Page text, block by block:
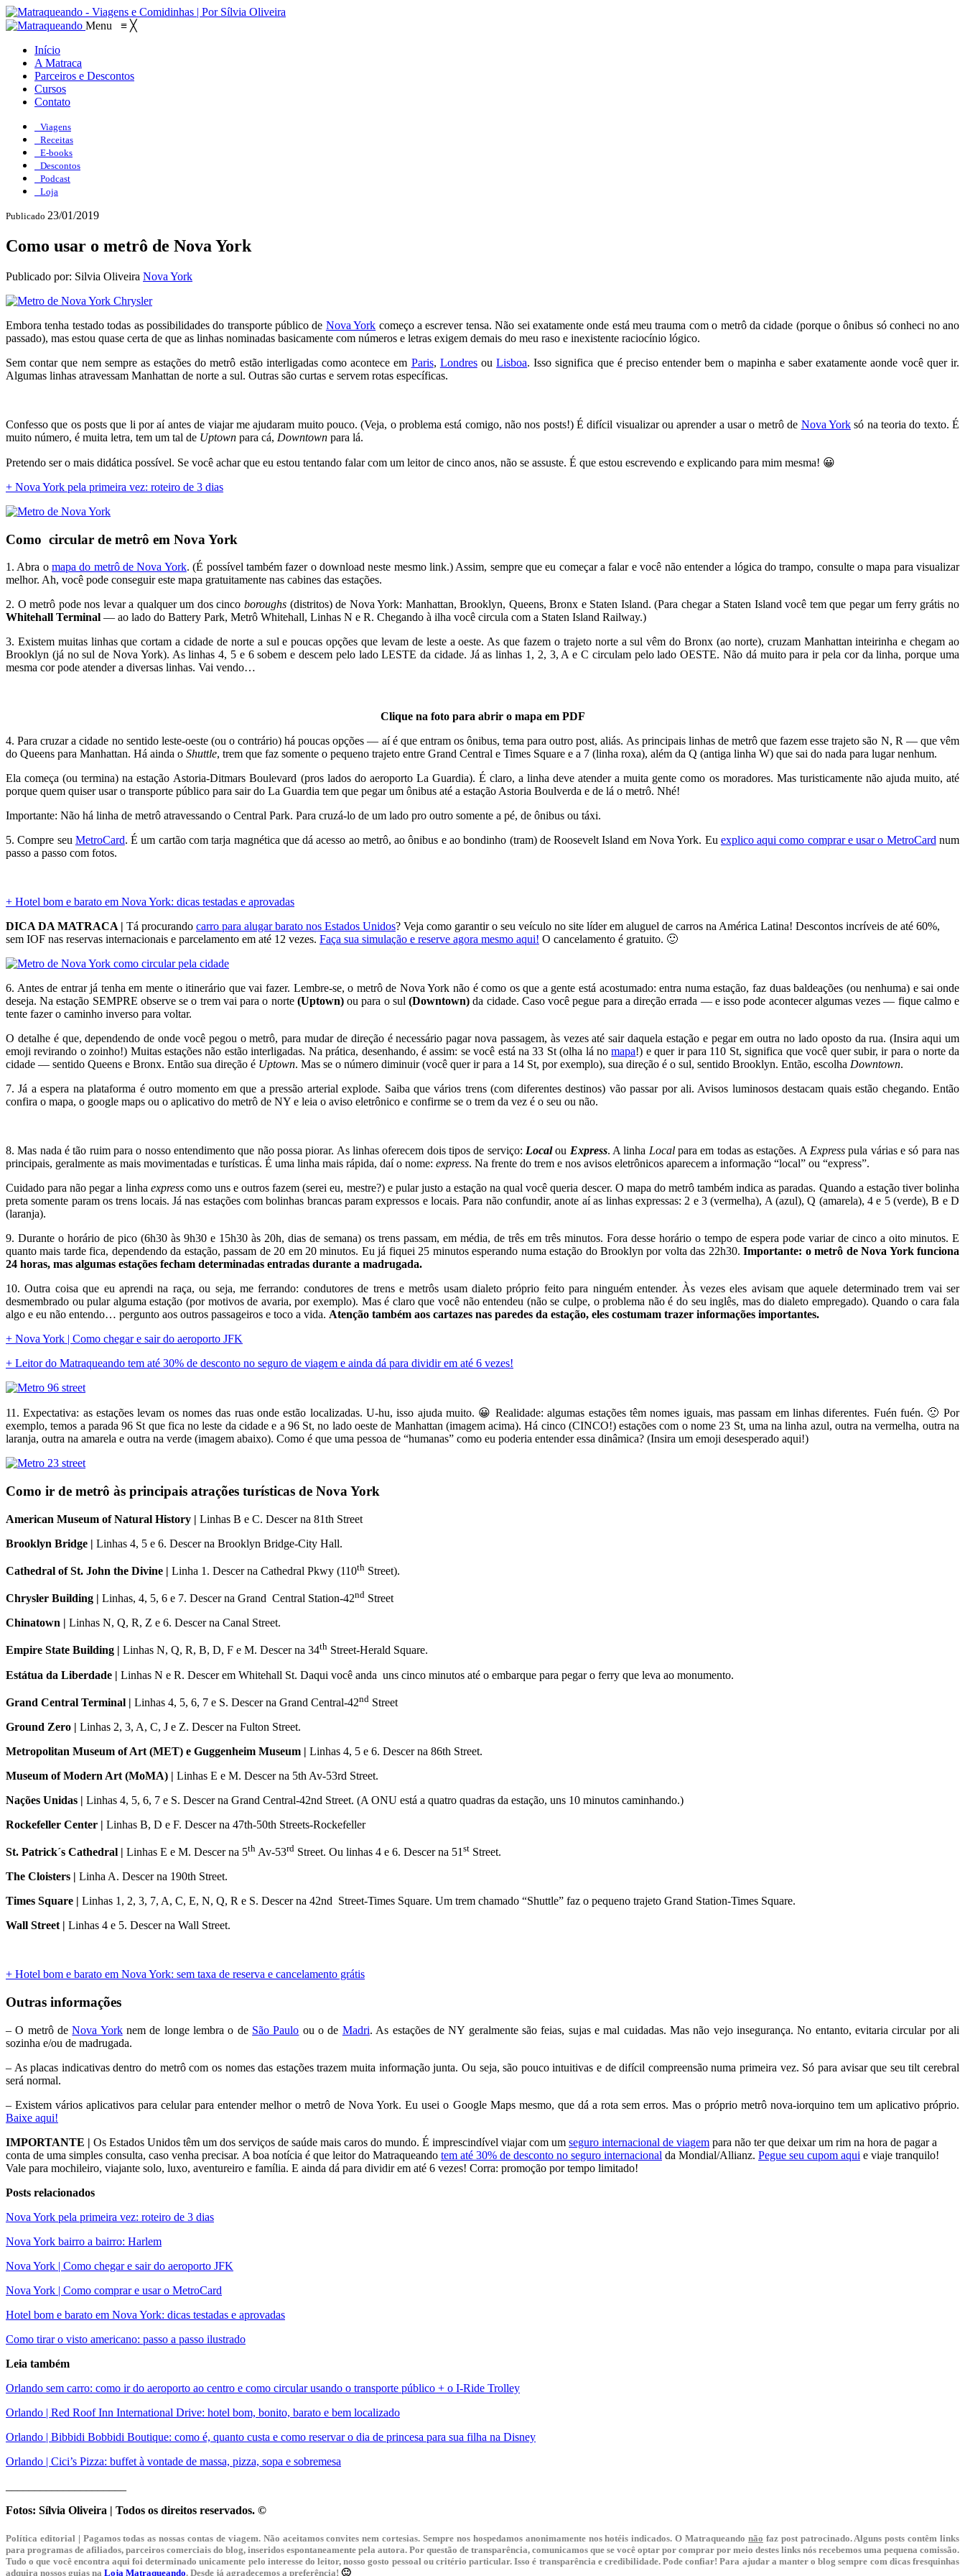
Menu ≡ ╳
Início
A Matraca
Parceiros e Descontos
Cursos
Contato
Viagens
Receitas
E-books
Descontos
Podcast
Loja
Publicado 23/01/2019
Como usar o metrô de Nova York
Publicado por: Silvia Oliveira Nova York
Embora tenha testado todas as possibilidades do transporte público de Nova York começo a escrever tensa. Não sei exatamente onde está meu trauma com o metrô da cidade (porque o ônibus só conheci no ano
passado), mas estou quase certa de que as linhas nominadas basicamente com números e letras exigem demais do meu raso e inexistente raciocínio lógico.
Sem contar que nem sempre as estações do metrô estão interligadas como acontece em Paris, LondresouLisboa. Isso significa que é preciso entender bem o mapinha e saber exatamente aonde você quer ir.
Algumas linhas atravessam Manhattan de norte a sul. Outras são curtas e servem rotas específicas.
Confesso que os posts que li por aí antes de viajar me ajudaram muito pouco. (Veja, o problema está comigo, não nos posts!) É difícil visualizar ou aprender a usar o metrô de Nova Yorksó na teoria do texto. É
muito número, é muita letra, tem um tal de Uptown para cá, Downtown para lá.
Pretendo ser o mais didática possível. Se você achar que eu estou tentando falar com um leitor de cinco anos, não se assuste. É que estou escrevendo e explicando para mim mesma! 😀
+ Nova York pela primeira vez: roteiro de 3 dias
Como circular de metrô em Nova York
1. Abra omapa do metrô de Nova York. (É possível também fazer o download neste mesmo link.) Assim, sempre que eu começar a falar e você não entender a lógica do trampo, consulte o mapa para visualizar
melhor. Ah, você pode conseguir este mapa gratuitamente nas cabines das estações.
2. O metrô pode nos levar a qualquer um dos cinco boroughs(distritos) de Nova York: Manhattan, Brooklyn, Queens, Bronx e Staten Island. (Para chegar a Staten Island você tem que pegar um ferry grátis no
Whitehall Terminal — ao lado do Battery Park, Metrô Whitehall, Linhas N e R. Chegando à ilha você circula com a Staten Island Railway.)
3. Existem muitas linhas que cortam a cidade de norte a sul e poucas opções que levam de leste a oeste. As que fazem o trajeto norte a sul vêm do Bronx (ao norte), cruzam Manhattan inteirinha e chegam ao
Brooklyn (já no sul de Nova York). As linhas 4, 5 e 6 sobem e descem pelo lado LESTE da cidade. Já as linhas 1, 2, 3, A e C circulam pelo lado OESTE. Não dá muito para ir pela cor da linha, porque uma
mesma cor pode atender a diversas linhas. Vai vendo…
Clique na foto para abrir o mapa em PDF
4. Para cruzar a cidade no sentido leste-oeste (ou o contrário) há poucas opções — aí é que entram os ônibus, tema para outro post, aliás. As principais linhas de metrô que fazem esse trajeto são N, R — que vêm
do Queens para Manhattan. Há ainda o Shuttle, trem que faz somente o pequeno trajeto entre Grand Central e Times Square e a 7 (linha roxa), além da Q (antiga linha W) que sai do nada para lugar nenhum.
Ela começa (ou termina) na estação Astoria-Ditmars Boulevard (pros lados do aeroporto La Guardia). É claro, a linha deve atender a muita gente como os moradores. Mas turisticamente não ajuda muito, até
porque quem quiser usar o transporte público para sair do La Guardia tem que pegar um ônibus até a estação Astoria Boulverda e de lá o metrô. Nhé!
Importante: Não há linha de metrô atravessando o Central Park. Para cruzá-lo de um lado pro outro somente a pé, de ônibus ou táxi.
5. Compre seu MetroCard. É um cartão com tarja magnética que dá acesso ao metrô, ao ônibus e ao bondinho (tram) de Roosevelt Island em Nova York. Eu explico aqui como comprar e usar o MetroCard num
passo a passo com fotos.
+ Hotel bom e barato em Nova York: dicas testadas e aprovadas
DICA DA MATRACA | Tá procurando carro para alugar barato nos Estados Unidos? Veja como garantir o seu veículo no site líder em aluguel de carros na América Latina! Descontos incríveis de até 60%,
sem IOF nas reservas internacionais e parcelamento em até 12 vezes. Faça sua simulação e reserve agora mesmo aqui! O cancelamento é gratuito. 🙂
6. Antes de entrar já tenha em mente o itinerário que vai fazer. Lembre-se, o metrô de Nova York não é como os que a gente está acostumado: entra numa estação, faz duas baldeações (ou nenhuma) e sai onde
deseja. Na estação SEMPRE observe se o trem vai para o norte (Uptown)ou para o sul(Downtown) da cidade. Caso você pegue para a direção errada — e isso pode acontecer algumas vezes — fique calmo e
tente fazer o caminho inverso para voltar.
O detalhe é que, dependendo de onde você pegou o metrô, para mudar de direção é necessário pagar nova passagem, às vezes até sair daquela estação e pegar em outra no lado oposto da rua. (Insira aqui um
emoji revirando o zoinho!) Muitas estações não estão interligadas. Na prática, desenhando, é assim: se você está na 33 St (olha lá nomapa!) e quer ir para 110 St, significa que você quer subir, ir para o norte da
cidade — sentido Queens e Bronx. Então sua direção é Uptown. Mas se o número diminuir (você quer ir para a 14 St, por exemplo), sua direção é o sul, sentido Brooklyn. Então, escolha Downtown.
7. Já a espera na plataforma é outro momento em que a pressão arterial explode. Saiba que vários trens (com diferentes destinos) vão passar por ali. Avisos luminosos destacam quais estão chegando. Então
confira o mapa, o google maps ou o aplicativo do metrô de NY e leia o aviso eletrônico e confirme se o trem da vez é o seu ou não.
8. Mas nada é tão ruim para o nosso entendimento que não possa piorar. As linhas oferecem dois tipos de serviço: Localou Express. A linha Localpara em todas as estações. A Express pula várias e só para nas
principais, geralmente as mais movimentadas e turísticas. É uma linha mais rápida, daí o nome: express. Na frente do trem e nos avisos eletrônicos aparecem a informação “local” ou “express”.
Cuidado para não pegar a linha expresscomo uns e outros fazem (serei eu, mestre?) e pular justo a estação na qual você queria descer. O mapa do metrô também indica as paradas. Quando a estação tiver bolinha
preta somente param os trens locais. Já nas estações com bolinhas brancas param expressos e locais. Para não confundir, anote aí as linhas expressas: 2 e 3 (vermelha), A (azul), Q (amarela), 4 e 5 (verde), B e D
(laranja).
9. Durante o horário de pico (6h30 às 9h30 e 15h30 às 20h, dias de semana) os trens passam, em média, de três em três minutos. Fora desse horário o tempo de espera pode variar de cinco a oito minutos. E
quanto mais tarde fica, dependendo da estação, passam de 20 em 20 minutos. Eu já fiquei 25 minutos esperando numa estação do Brooklyn por volta das 22h30.Importante: o metrô de Nova York funciona
24 horas, mas algumas estações fecham determinadas entradas durante a madrugada.
10. Outra coisa que eu aprendi na raça, ou seja, me ferrando: condutores de trens e metrôs usam dialeto próprio feito para ninguém entender. Às vezes eles avisam que aquele determinado trem vai ser
desmembrado ou pular alguma estação (por motivos de avaria, por exemplo). Mas é claro que você não entendeu (não se culpe, o problema não é do seu inglês, mas do dialeto empregado). Quando o cara fala
algo e eu não entendo… pergunto aos outros passageiros e toco a vida. Atenção também aos cartazes nas paredes da estação, eles costumam trazer informações importantes.
+ Nova York | Como chegar e sair do aeroporto JFK
+ Leitor do Matraqueando tem até 30% de desconto no seguro de viagem e ainda dá para dividir em até 6 vezes!
11. Expectativa: as estações levam os nomes das ruas onde estão localizadas. U-hu, isso ajuda muito. 😀 Realidade: algumas estações têm nomes iguais, mas passam em linhas diferentes. Fuén fuén. 🙁 Por
exemplo, temos a parada 96 St que fica no leste da cidade e a 96 St, no lado oeste de Manhattan (imagem acima). Há cinco (CINCO!) estações com o nome 23 St, uma na linha azul, outra na vermelha, outra na
laranja, outra na amarela e outra na verde (imagem abaixo). Como é que uma pessoa de “humanas” como eu poderia entender essa dinâmica? (Insira um emoji desesperado aqui!)
Como ir de metrô às principais atrações turísticas de Nova York
American Museum of Natural History | Linhas B e C. Descer na 81th Street
Brooklyn Bridge | Linhas 4, 5 e 6. Descer na Brooklyn Bridge-City Hall.
Cathedral of St. John the Divine | Linha 1. Descer na Cathedral Pkwy (110th Street).
Chrysler Building | Linhas, 4, 5, 6 e 7. Descer na Grand Central Station-42nd Street
Chinatown | Linhas N, Q, R, Z e 6. Descer na Canal Street.
Empire State Building | Linhas N, Q, R, B, D, F e M. Descer na 34th Street-Herald Square.
Estátua da Liberdade | Linhas N e R. Descer em Whitehall St. Daqui você anda uns cinco minutos até o embarque para pegar o ferry que leva ao monumento.
Grand Central Terminal | Linhas 4, 5, 6, 7 e S. Descer na Grand Central-42nd Street
Ground Zero | Linhas 2, 3, A, C, J e Z. Descer na Fulton Street.
Metropolitan Museum of Art (MET) e Guggenheim Museum | Linhas 4, 5 e 6. Descer na 86th Street.
Museum of Modern Art (MoMA) | Linhas E e M. Descer na 5th Av-53rd Street.
Nações Unidas | Linhas 4, 5, 6, 7 e S. Descer na Grand Central-42nd Street. (A ONU está a quatro quadras da estação, uns 10 minutos caminhando.)
Rockefeller Center | Linhas B, D e F. Descer na 47th-50th Streets-Rockefeller
St. Patrick´s Cathedral | Linhas E e M. Descer na 5th Av-53rd Street. Ou linhas 4 e 6. Descer na 51 st Street.
The Cloisters | Linha A. Descer na 190th Street.
Times Square | Linhas 1, 2, 3, 7, A, C, E, N, Q, R e S. Descer na 42nd Street-Times Square. Um trem chamado “Shuttle” faz o pequeno trajeto Grand Station-Times Square.
Wall Street | Linhas 4 e 5. Descer na Wall Street.
+ Hotel bom e barato em Nova York: sem taxa de reserva e cancelamento grátis
Outras informações
– O metrô deNova Yorknem de longe lembra o de São Paulo ou o de Madri. As estações de NY geralmente são feias, sujas e mal cuidadas. Mas não vejo insegurança. No entanto, evitaria circular por ali
sozinha e/ou de madrugada.
– As placas indicativas dentro do metrô com os nomes das estações trazem muita informação junta. Ou seja, são pouco intuitivas e de difícil compreensão numa primeira vez. Só para avisar que seu tilt cerebral
será normal.
– Existem vários aplicativos para celular para entender melhor o metrô de Nova York. Eu usei o Google Maps mesmo, que dá a rota sem erros. Mas o próprio metrô nova-iorquino tem um aplicativo próprio.
Baixe aqui!
IMPORTANTE | Os Estados Unidos têm um dos serviços de saúde mais caros do mundo. É imprescindível viajar com um seguro internacional de viagem para não ter que deixar um rim na hora de pagar a
conta de uma simples consulta, caso venha precisar. A boa notícia é que leitor do Matraqueando tem até 30% de desconto no seguro internacional da Mondial/Allianz. Pegue seu cupom aqui e viaje tranquilo!
Vale para mochileiro, viajante solo, luxo, aventureiro e família. E ainda dá para dividir em até 6 vezes! Corra: promoção por tempo limitado!
Posts relacionados
Nova York pela primeira vez: roteiro de 3 dias
Nova York bairro a bairro: Harlem
Nova York | Como chegar e sair do aeroporto JFK
Nova York | Como comprar e usar o MetroCard
Hotel bom e barato em Nova York: dicas testadas e aprovadas
Como tirar o visto americano: passo a passo ilustrado
Leia também
Orlando sem carro: como ir do aeroporto ao centro e como circular usando o transporte público + o I-Ride Trolley
Orlando | Red Roof Inn International Drive: hotel bom, bonito, barato e bem localizado
Orlando | Bibbidi Bobbidi Boutique: como é, quanto custa e como reservar o dia de princesa para sua filha na Disney
Orlando | Cici’s Pizza: buffet à vontade de massa, pizza, sopa e sobremesa
Fotos: Sílvia Oliveira | Todos os direitos reservados. ©
Política editorial | Pagamos todas as nossas contas de viagem. Não aceitamos convites nem cortesias. Sempre nos hospedamos anonimamente nos hotéis indicados. O Matraqueando não faz post patrocinado. Alguns posts contêm links
para programas de afiliados, parceiros comerciais do blog, inseridos espontaneamente pela autora. Por questão de transparência, comunicamos que se você optar por comprar por meio destes links nós recebemos uma pequena comissão.
Tudo o que você encontra aqui foi determinado unicamente pelo interesse do leitor, nosso gosto pessoal ou critério particular. Isso é transparência e credibilidade. Pode confiar! Para ajudar a manter o blog sempre com dicas fresquinhas
adquira nossos guias na Loja Matraqueando. Desde já agradecemos a preferência! 🙂